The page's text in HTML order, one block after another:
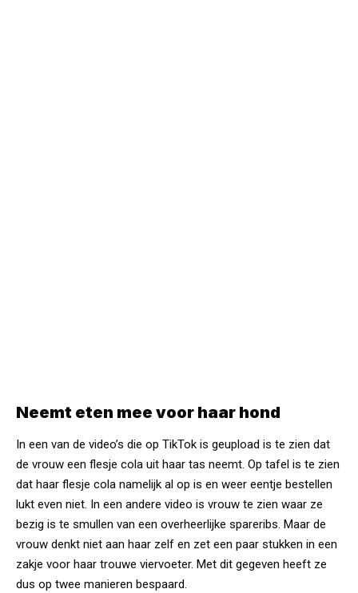
Neemt eten mee voor haar hond
In een van de video’s die op TikTok is geupload is te zien dat
de vrouw een flesje cola uit haar tas neemt. Op tafel is te zien
dat haar flesje cola namelijk al op is en weer eentje bestellen
lukt even niet. In een andere video is vrouw te zien waar ze
bezig is te smullen van een overheerlijke spareribs. Maar de
vrouw denkt niet aan haar zelf en zet een paar stukken in een
zakje voor haar trouwe viervoeter. Met dit gegeven heeft ze
dus op twee manieren bespaard.